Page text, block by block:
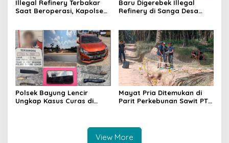
Illegal Refinery Terbakar
Saat Beroperasi, Kapolsek
Pencegahan Terus
Dilakukan
Baru Digerebek Illegal
Refinery di Sanga Desa
Polsek Bayung Lencir
Ungkap Kasus Curas di
Mayat Pria Ditemukan di
Parit Perkebunan Sawit PT
View More